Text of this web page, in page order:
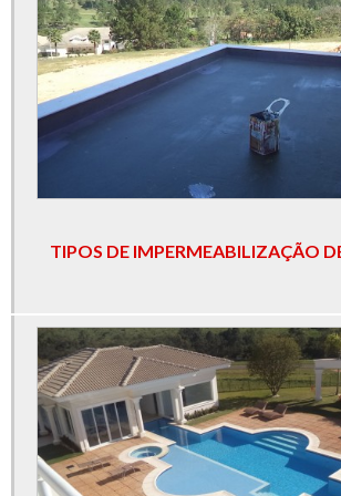
Serviço de impermeabilização de banheiros
Serviço de impermeabilização de caixa d'água
Serviço de impermeabilização de casas
Serviço de impermeabilização de lajes expostas
Serviço de impermeabilização de piscinas
Serviço de impermeabilização de prédios
Serviços de impermeabilização são paulo
Serviços de impermeabilização sp
Tipos de impermeabilização de lajes
Vedação de lajes
TIPOS DE IMPERMEABILIZAÇÃO